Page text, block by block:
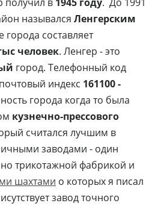
назывался Ленгерским
города составляет
человек. Ленгер - это
город. Телефонный код
индекс 161100 -
города когда то была
кузнечно-прессового
считался лучшим в
заводами - один
трикотажной фабрикой и
шахтами о которых я писал
завод точного